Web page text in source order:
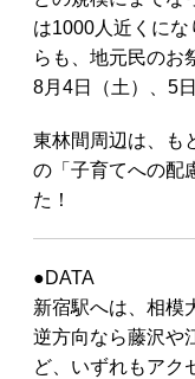
は1000人近くに
らも、地元民のお
8月4日（土）、5
東林間周辺は、も
の「子育てへの配
た！
●DATA
新宿駅へは、相模
逆方向なら藤沢や
ど、いずれもアク